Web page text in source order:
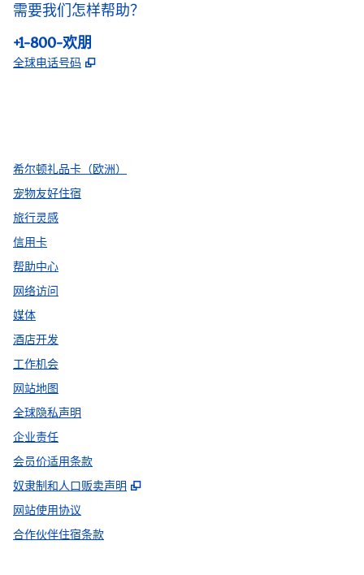
需要我们怎样帮助？
电话:
+1-800-欢朋
全球电话号码 ,
希尔顿礼品卡（欧洲）
宠物友好住宿
旅行灵感
信用卡
帮助中心
网络访问
媒体
酒店开发
工作机会
网站地图
全球隐私声明
企业责任
会员价适用条款
奴隶制和人口贩卖声明
,
网站使用协议
合作伙伴住宿条款